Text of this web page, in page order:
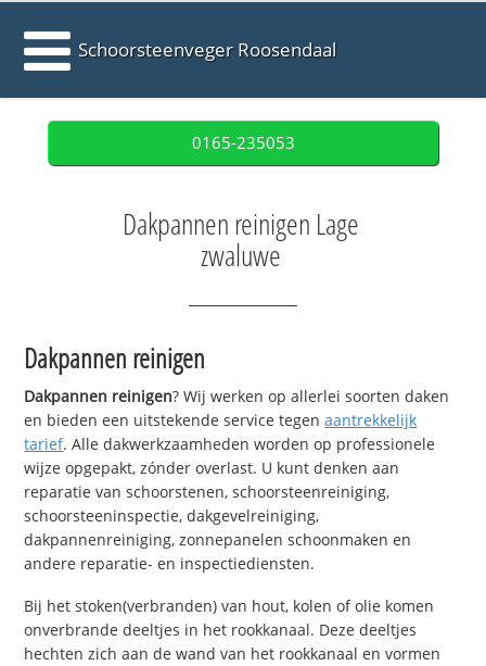
Schoorsteenveger Roosendaal
0165-235053
Dakpannen reinigen Lage
zwaluwe
Dakpannen reinigen
Dakpannen reinigen? Wij werken op allerlei soorten daken
en bieden een uitstekende service tegenaantrekkelijk
tarief. Alle dakwerkzaamheden worden op professionele
wijze opgepakt, zónder overlast. U kunt denken aan
reparatie van schoorstenen, schoorsteenreiniging,
schoorsteeninspectie, dakgevelreiniging,
dakpannenreiniging, zonnepanelen schoonmaken en
andere reparatie- en inspectiediensten.
Bij het stoken(verbranden) van hout, kolen of olie komen
onverbrande deeltjes in het rookkanaal. Deze deeltjes
hechten zich aan de wand van het rookkanaal en vormen